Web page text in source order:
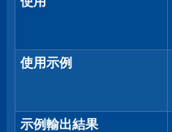
使用示例
示例輸出結果